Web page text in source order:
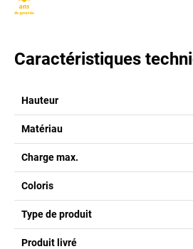
Caractéristiques
Hauteur
Matériau
Charge max.
Coloris
Type de produit
Produit livré